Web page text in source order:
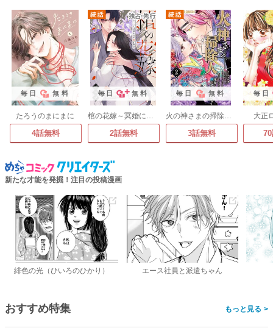
毎日 無料
たろうのまにまに
4話無料
毎日 無料
棺の花嫁～冥婚により、二人は遠からず愛を知る
2話無料
毎日 無料
火の神さまの掃除人ですが、いつの間にか花嫁として溺愛されています【単話】
3話無料
毎日
大正
新たな才能を発掘！注目の投稿漫画
緋色の光（ひいろのひかり） エース社員と派遣ちゃん
おすすめ特集 >